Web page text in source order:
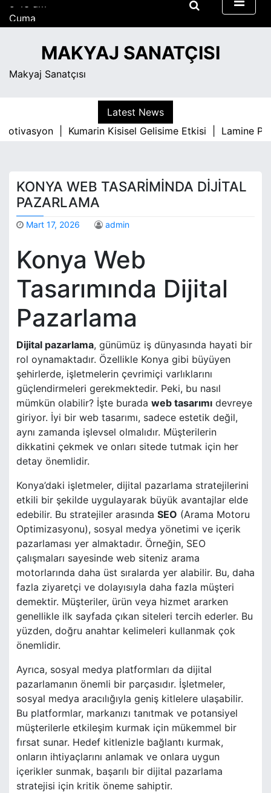
Cuma
Ağustos 7, 2026
5:43 amMAKYAJ SANATÇISI
Makyaj Sanatçısı
Latest News
|
Kumarin Kisisel Gelisime Etkisi | Lamine
KONYA WEB TASARIMINDA DIJITAL
PAZARLAMA
Mart 17, 2026 admin
Konya Web
Tasarımında Dijital
Pazarlama
Dijital pazarlama, günümüz iş dünyasında hayati bir
rol oynamaktadır. Özellikle Konya gibi büyüyen
şehirlerde, işletmelerin çevrimiçi varlıklarını
güçlendirmeleri gerekmektedir. Peki, bu nasıl
mümkün olabilir? İşte burada web tasarımı devreye
giriyor. İyi bir web tasarımı, sadece estetik değil,
aynı zamanda işlevsel olmalıdır. Müşterilerin
dikkatini çekmek ve onları sitede tutmak için her
detay önemlidir.
Konya’daki işletmeler, dijital pazarlama stratejilerini
etkili bir şekilde uygulayarak büyük avantajlar elde
edebilir. Bu stratejiler arasında SEO (Arama Motoru
Optimizasyonu), sosyal medya yönetimi ve içerik
pazarlaması yer almaktadır. Örneğin, SEO
çalışmaları sayesinde web siteniz arama
motorlarında daha üst sıralarda yer alabilir. Bu, daha
fazla ziyaretçi ve dolayısıyla daha fazla müşteri
demektir. Müşteriler, ürün veya hizmet ararken
genellikle ilk sayfada çıkan siteleri tercih ederler. Bu
yüzden, doğru anahtar kelimeleri kullanmak çok
önemlidir.
Ayrıca, sosyal medya platformları da dijital
pazarlamanın önemli bir parçasıdır. İşletmeler,
sosyal medya aracılığıyla geniş kitlelere ulaşabilir.
Bu platformlar, markanızı tanıtmak ve potansiyel
müşterilerle etkileşim kurmak için mükemmel bir
fırsat sunar. Hedef kitlenizle bağlantı kurmak,
onların ihtiyaçlarını anlamak ve onlara uygun
içerikler sunmak, başarılı bir dijital pazarlama
stratejisi için kritik öneme sahiptir.